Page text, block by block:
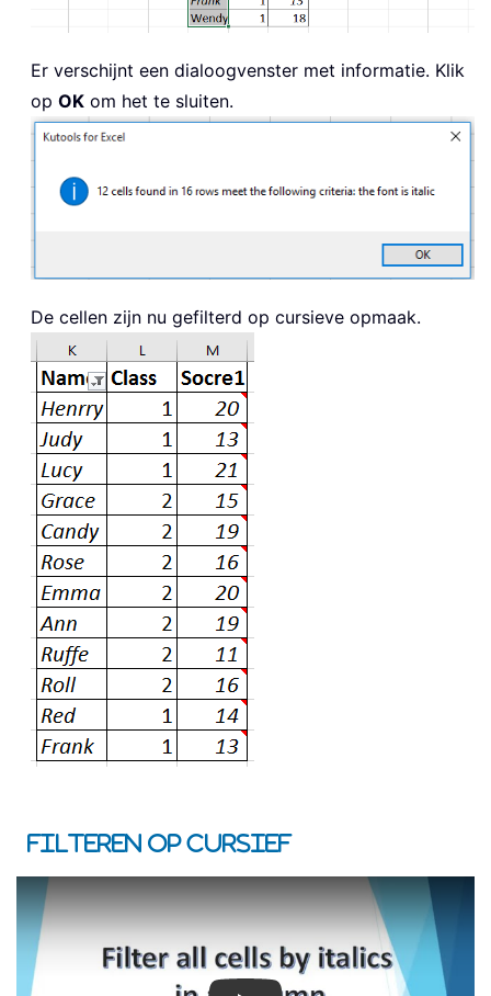
Er verschijnt een dialoogvenster met informatie. Klik
op OK om het te sluiten.
De cellen zijn nu gefilterd op cursieve opmaak.
Filteren op cursief